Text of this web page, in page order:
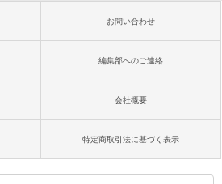
お問い合わせ
編集部へのご連絡
会社概要
特定商取引法に基づく表示